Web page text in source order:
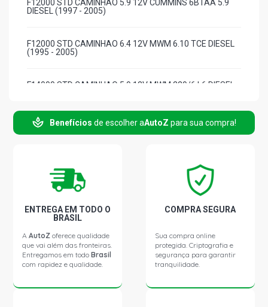
F12000 STD CAMINHAO 5.9 12V CUMMINS 6BTAA 5.9
DIESEL (1997 - 2005)
F12000 STD CAMINHAO 6.4 12V MWM 6.10 TCE DIESEL
(1995 - 2005)
F14000 STD CAMINHAO 5.9 12V MWM 229/6 L6 DIESEL
F14000 STD CAMINHAO 5.9 12V CUMMINS 6BTAA
DIESEL (1999 - 2007)
F14000 STD CAMINHAO 6.4 12V MWM 6.10 TCE DIESEL
(1996 - 1998)
Benefícios de escolher aAutoZ para sua compra!
ENTREGA EM TODO O
BRASIL
AAutoZ oferece qualidade
que vai além das fronteiras.
Entregamos em todoBrasil
com rapidez e qualidade.
COMPRA SEGURA
Sua compra online
protegida. Criptografia e
segurança para garantir
tranquilidade.